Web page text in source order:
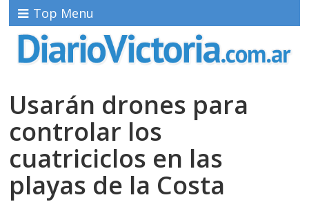
Top Menu
Usarán drones para
controlar los
cuatriciclos en las
playas de la Costa